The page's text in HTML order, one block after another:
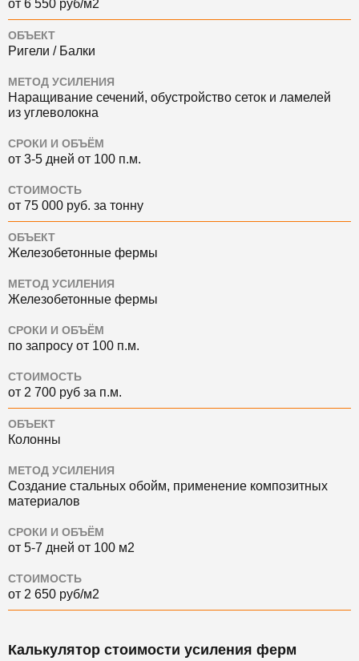
от 6 550 руб/м2
ОБЪЕКТ
Ригели / Балки
МЕТОД УСИЛЕНИЯ
Наращивание сечений, обустройство сеток и ламелей
из углеволокна
СРОКИ И ОБЪЁМ
от 3-5 дней от 100 п.м.
СТОИМОСТЬ
от 75 000 руб. за тонну
ОБЪЕКТ
Железобетонные фермы
МЕТОД УСИЛЕНИЯ
Железобетонные фермы
СРОКИ И ОБЪЁМ
по запросу от 100 п.м.
СТОИМОСТЬ
от 2 700 руб за п.м.
ОБЪЕКТ
Колонны
МЕТОД УСИЛЕНИЯ
Создание стальных обойм, применение композитных
материалов
СРОКИ И ОБЪЁМ
от 5-7 дней от 100 м2
СТОИМОСТЬ
от 2 650 руб/м2
Калькулятор стоимости усиления ферм